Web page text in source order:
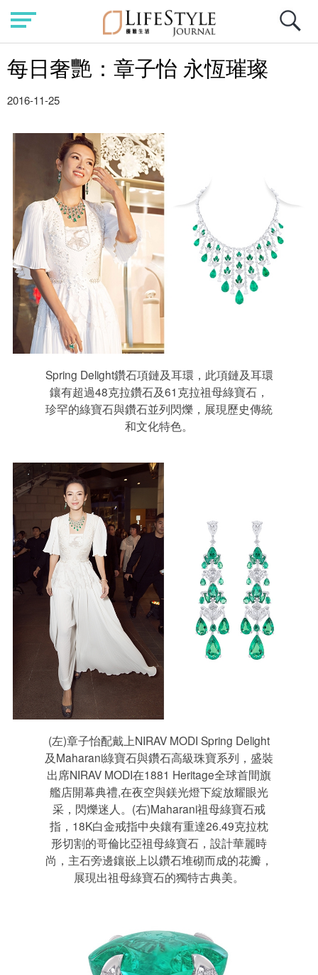
每日奢艷：章子怡 永恆璀璨
2016-11-25
Spring Delight鑽石項鏈及耳環，此項鏈及耳環
鑲有超過48克拉鑽石及61克拉祖母綠寶石，
珍罕的綠寶石與鑽石並列閃爍，展現歷史傳統
和文化特色。
(左)章子怡配戴上NIRAV MODI Spring Delight
及Maharani綠寶石與鑽石高級珠寶系列，盛裝
出席NIRAV MODI在1881 Heritage全球首間旗
艦店開幕典禮,在夜空與鎂光燈下綻放耀眼光
采，閃爍迷人。(右)Maharani祖母綠寶石戒
指，18K白金戒指中央鑲有重達26.49克拉枕
形切割的哥倫比亞祖母綠寶石，設計華麗時
尚，主石旁邊鑲嵌上以鑽石堆砌而成的花瓣，
展現出祖母綠寶石的獨特古典美。